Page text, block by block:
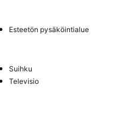
Esteetön pysäköintialue
Suihku
Televisio